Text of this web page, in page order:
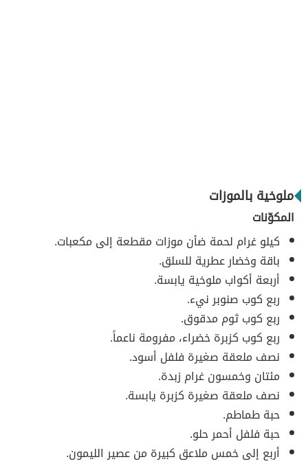
ملوخية بالموزات
المكوّنات
كيلو غرام لحمة ضأن موزات مقطعة إلى مكعبات.
باقة وخضار عطرية للسلق.
أربعة أكواب ملوخية يابسة.
ربع كوب صنوبر نيء.
ربع كوب ثوم مدقوق.
ربع كوب كزبرة خضراء، مفرومة ناعماً.
نصف ملعقة صغيرة فلفل أسود.
مئتان وخمسون غرام زبدة.
نصف ملعقة صغيرة كزبرة يابسة.
حبة طماطم.
حبة فلفل أحمر حلو.
أربع إلى خمس ملاعق كبيرة من عصير الليمون.